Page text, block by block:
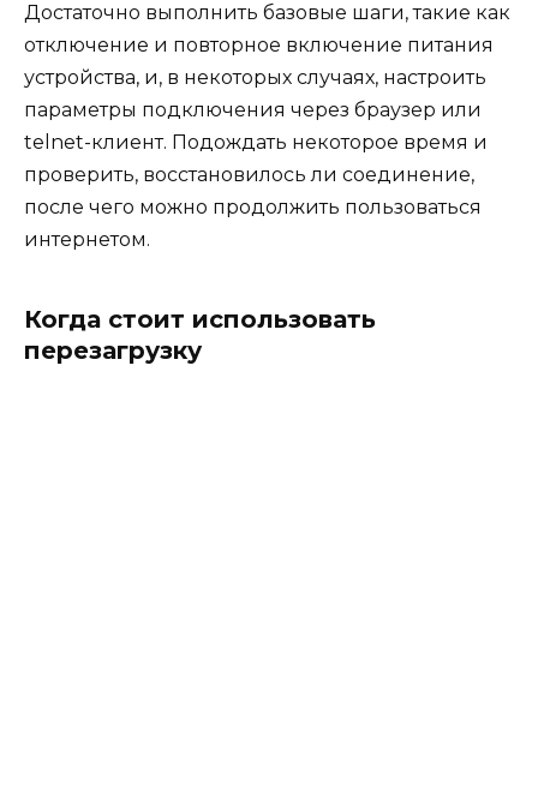
Достаточно выполнить базовые шаги, такие как
отключение и повторное включение питания
устройства, и, в некоторых случаях, настроить
параметры подключения через браузер или
telnet-клиент. Подождать некоторое время и
проверить, восстановилось ли соединение,
после чего можно продолжить пользоваться
интернетом.
Когда стоит использовать
перезагрузку